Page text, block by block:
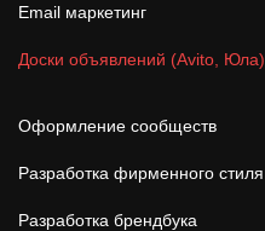
Email маркетинг
Доски объявлений (Avito, Юла)
Оформление сообществ
Разработка фирменного стиля
Разработка брендбука